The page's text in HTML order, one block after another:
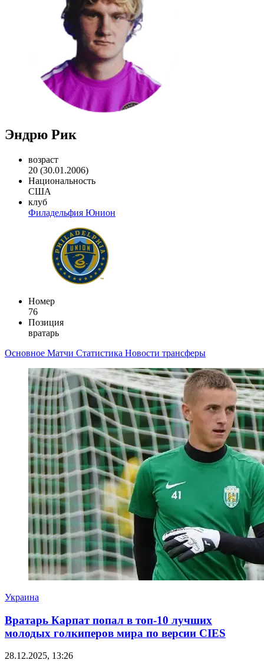
Эндрю Рик
возраст
20 (30.01.2006)
Национальность
США
клуб
Филадельфия Юнион
Номер
76
Позиция
вратарь
Основное Матчи Статистика Новости трансферы
Украина
Вратарь Карпат попал в топ-10 лучших
молодых голкиперов мира по версии CIES
28.12.2025, 13:26